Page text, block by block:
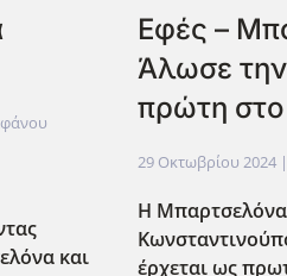
και
Εφές –
Άλωσε
πρώτη
29 Οκτωβρίου 2024|
Η
έρχεται ως